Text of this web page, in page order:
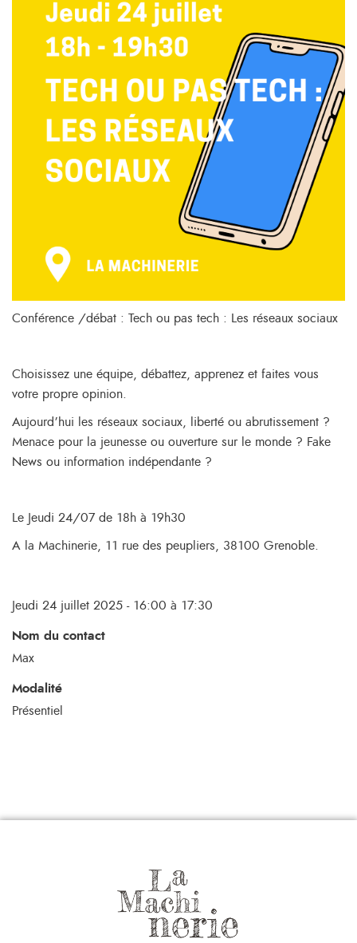
Conférence /débat : Tech ou pas tech : Les réseaux sociaux
Choisissez une équipe, débattez, apprenez et faites vous
votre propre opinion.
Aujourd’hui les réseaux sociaux, liberté ou abrutissement ?
Menace pour la jeunesse ou ouverture sur le monde ? Fake
News ou information indépendante ?
Le Jeudi 24/07 de 18h à 19h30
A la Machinerie, 11 rue des peupliers, 38100 Grenoble.
Jeudi 24 juillet 2025 - 16:00 à 17:30
Nom du contact
Max
Modalité
Présentiel